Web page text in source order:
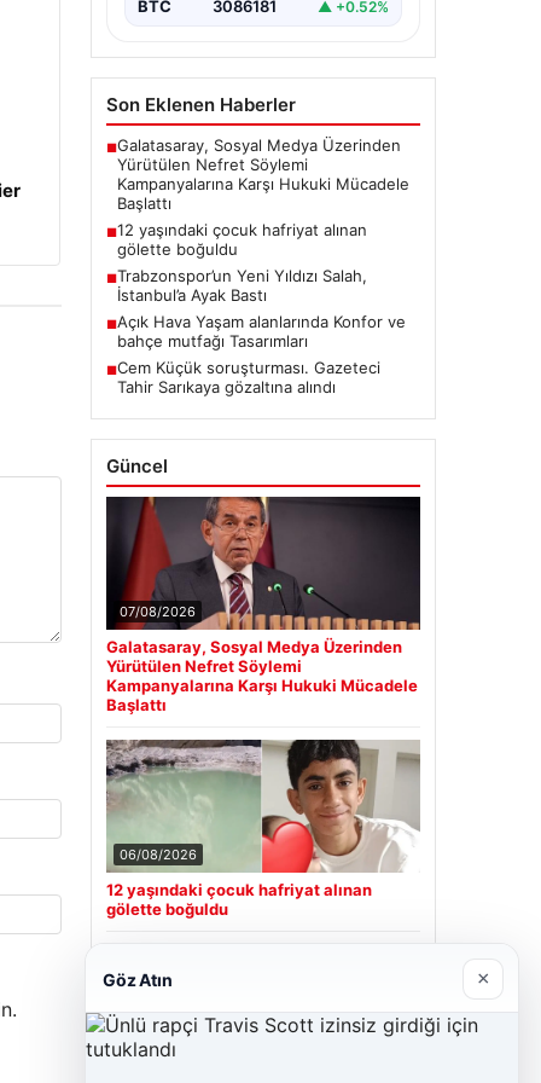
BTC 3086181 ▲ +0.52%
Son Eklenen Haberler
■Galatasaray, Sosyal Medya Üzerinden
Yürütülen Nefret Söylemi
Kampanyalarına Karşı Hukuki Mücadele
Başlattı
■12 yaşındaki çocuk hafriyat alınan
gölette boğuldu
■Trabzonspor’un Yeni Yıldızı Salah,
İstanbul’a Ayak Bastı
■Açık Hava Yaşam alanlarında Konfor ve
bahçe mutfağı Tasarımları
■Cem Küçük soruşturması. Gazeteci
Tahir Sarıkaya gözaltına alındı
Güncel
07/08/2026
Galatasaray, Sosyal Medya Üzerinden
Yürütülen Nefret Söylemi
Kampanyalarına Karşı Hukuki Mücadele
Başlattı
06/08/2026
12 yaşındaki çocuk hafriyat alınan
gölette boğuldu
Son Eklenen Firmalar
Cengiz Sigorta
Göz Atın ×